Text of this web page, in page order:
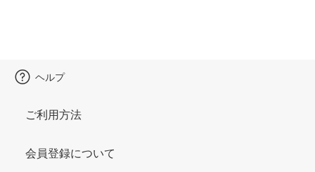
ヘルプ
ご利用方法
会員登録について